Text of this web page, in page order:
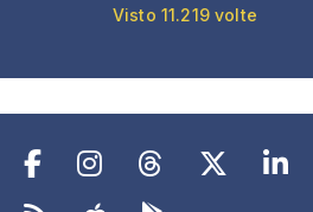
Visto 11.219 volte